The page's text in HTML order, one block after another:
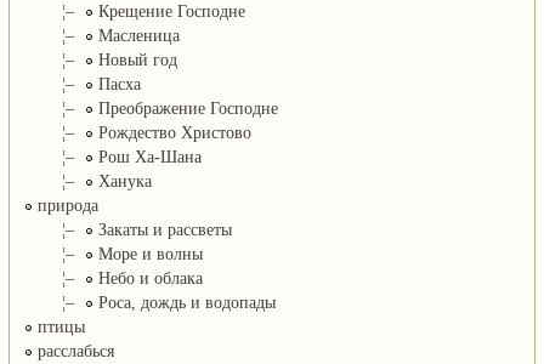
¦–
Крещение Господне
¦–
Масленица
¦–
Новый год
¦–
Пасха
¦–
Преображение Господне
¦–
Рождество Христово
¦–
Рош Ха-Шана
¦–
Ханука
природа
¦–
Закаты и рассветы
¦–
Море и волны
¦–
Небо и облака
¦–
Роса, дождь и водопады
птицы
расслабься